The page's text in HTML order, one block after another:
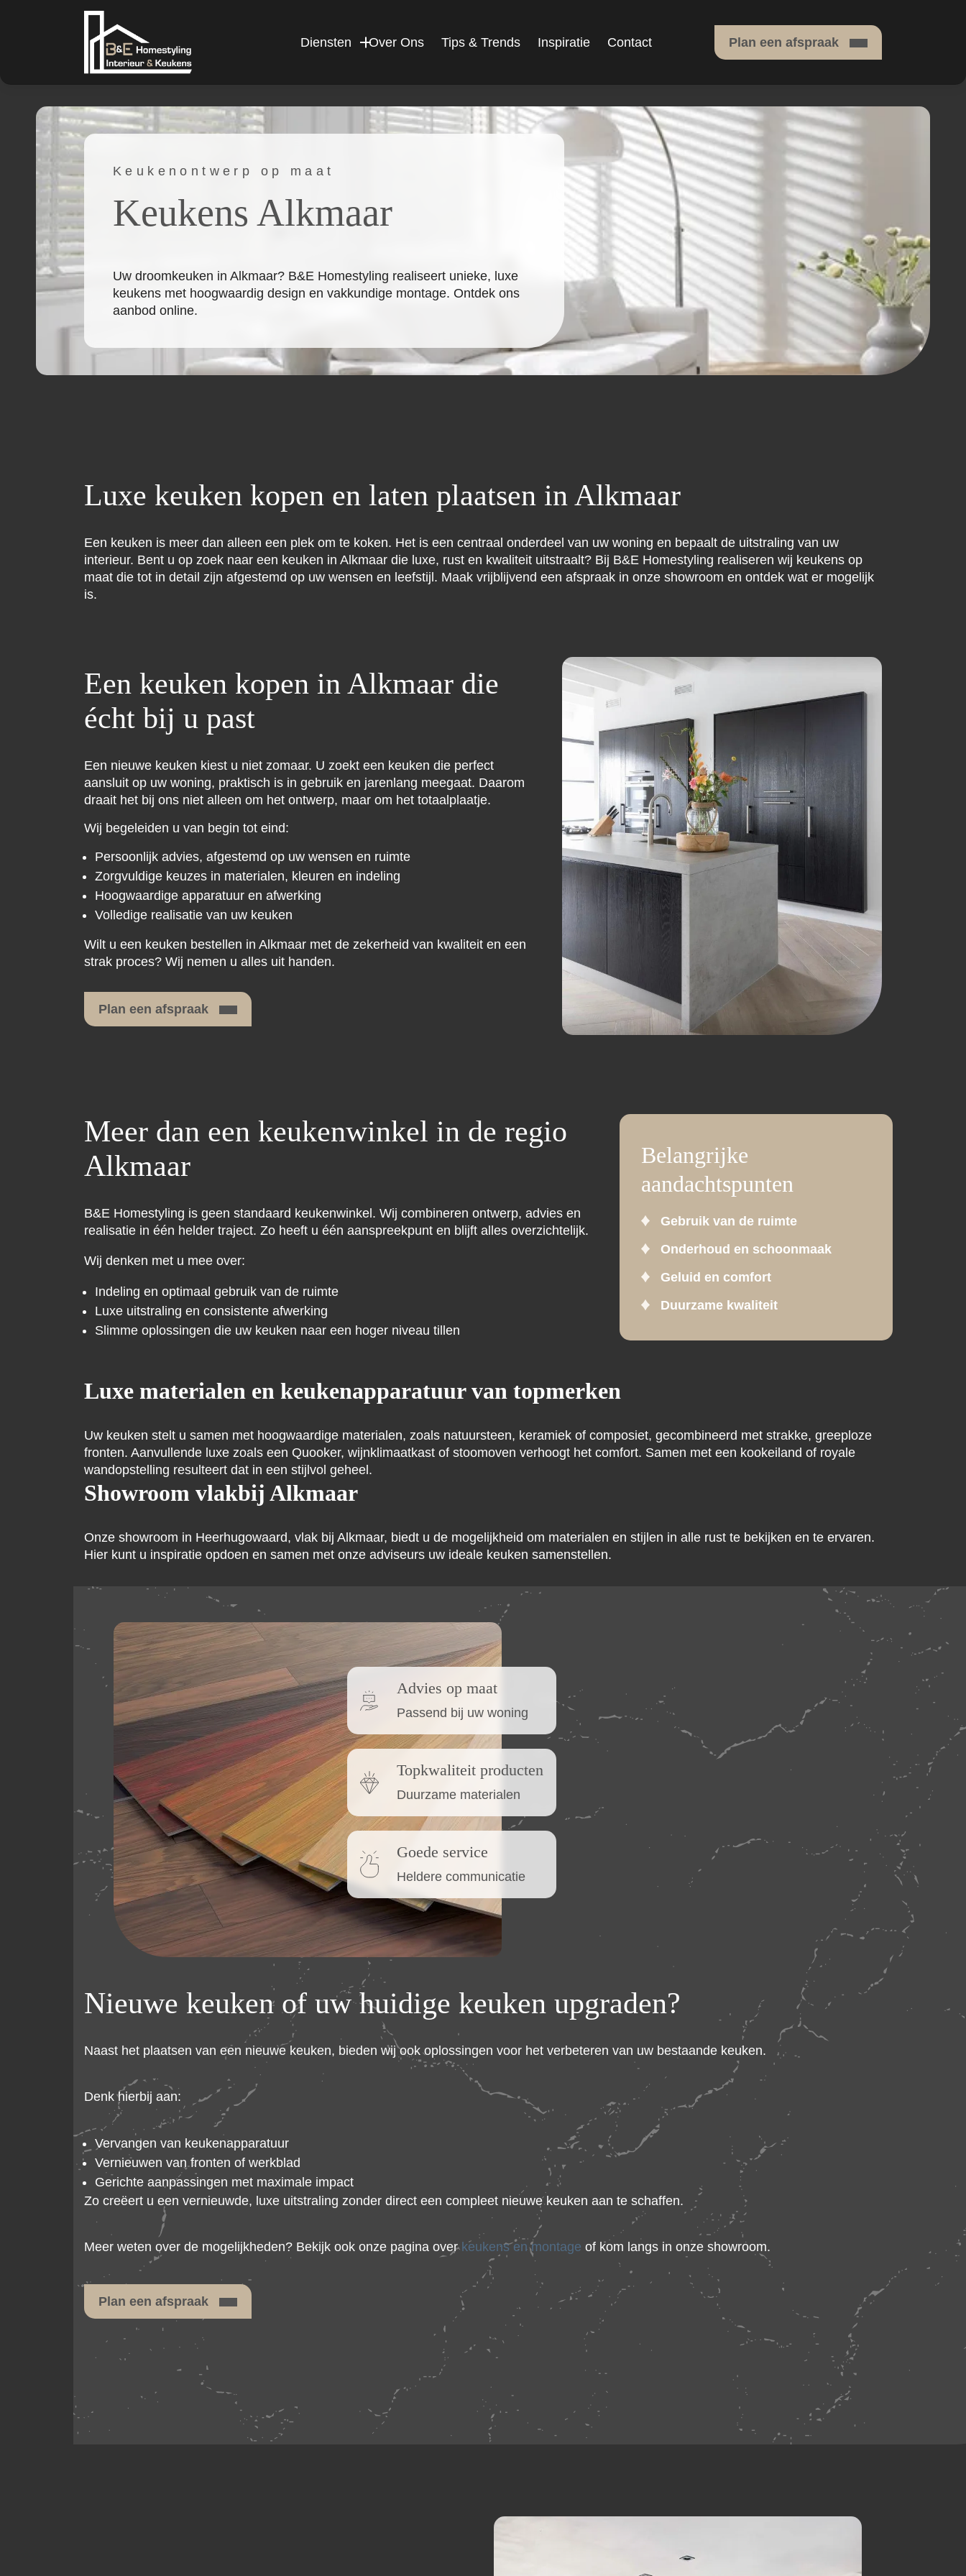
Diensten Over Ons Tips & Trends Inspiratie Contact Plan een afspraak
Keukenontwerp op maat
Keukens Alkmaar
Uw droomkeuken in Alkmaar? B&E Homestyling realiseert unieke, luxe
keukens met hoogwaardig design en vakkundige montage. Ontdek ons
aanbod online.
Luxe keuken kopen en laten plaatsen in Alkmaar
Een keuken is meer dan alleen een plek om te koken. Het is een centraal onderdeel van uw woning en bepaalt de uitstraling van uw
interieur. Bent u op zoek naar een keuken in Alkmaar die luxe, rust en kwaliteit uitstraalt? Bij B&E Homestyling realiseren wij keukens op
maat die tot in detail zijn afgestemd op uw wensen en leefstijl. Maak vrijblijvend een afspraak in onze showroom en ontdek wat er mogelijk
is.
Een keuken kopen in Alkmaar die
écht bij u past
Een nieuwe keuken kiest u niet zomaar. U zoekt een keuken die perfect
aansluit op uw woning, praktisch is in gebruik en jarenlang meegaat. Daarom
draait het bij ons niet alleen om het ontwerp, maar om het totaalplaatje.
Wij begeleiden u van begin tot eind:
Persoonlijk advies, afgestemd op uw wensen en ruimte
Zorgvuldige keuzes in materialen, kleuren en indeling
Hoogwaardige apparatuur en afwerking
Volledige realisatie van uw keuken
Wilt u een keuken bestellen in Alkmaar met de zekerheid van kwaliteit en een
strak proces? Wij nemen u alles uit handen.
Plan een afspraak
Meer dan een keukenwinkel in de regio
Alkmaar
B&E Homestyling is geen standaard keukenwinkel. Wij combineren ontwerp, advies en
realisatie in één helder traject. Zo heeft u één aanspreekpunt en blijft alles overzichtelijk.
Wij denken met u mee over:
Indeling en optimaal gebruik van de ruimte
Luxe uitstraling en consistente afwerking
Slimme oplossingen die uw keuken naar een hoger niveau tillen
Belangrijke
aandachtspunten
Gebruik van de ruimte
Onderhoud en schoonmaak
Geluid en comfort
Duurzame kwaliteit
Luxe materialen en keukenapparatuur van topmerken
Uw keuken stelt u samen met hoogwaardige materialen, zoals natuursteen, keramiek of composiet, gecombineerd met strakke, greeploze
fronten. Aanvullende luxe zoals een Quooker, wijnklimaatkast of stoomoven verhoogt het comfort. Samen met een kookeiland of royale
wandopstelling resulteert dat in een stijlvol geheel.
Showroom vlakbij Alkmaar
Onze showroom in Heerhugowaard, vlak bij Alkmaar, biedt u de mogelijkheid om materialen en stijlen in alle rust te bekijken en te ervaren.
Hier kunt u inspiratie opdoen en samen met onze adviseurs uw ideale keuken samenstellen.
Advies op maat
Passend bij uw woning
Topkwaliteit producten
Duurzame materialen
Goede service
Heldere communicatie
Nieuwe keuken of uw huidige keuken upgraden?
Naast het plaatsen van een nieuwe keuken, bieden wij ook oplossingen voor het verbeteren van uw bestaande keuken.
Denk hierbij aan:
Vervangen van keukenapparatuur
Vernieuwen van fronten of werkblad
Gerichte aanpassingen met maximale impact
Zo creëert u een vernieuwde, luxe uitstraling zonder direct een compleet nieuwe keuken aan te schaffen.
Meer weten over de mogelijkheden? Bekijk ook onze pagina overkeukens en montage of kom langs in onze showroom.
Plan een afspraak